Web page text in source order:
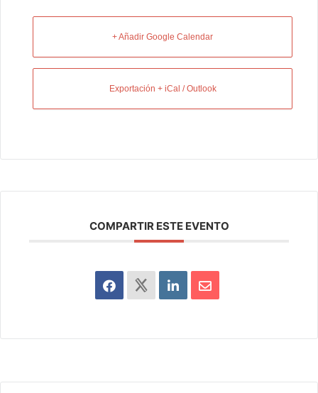
+ Añadir Google Calendar
Exportación + iCal / Outlook
COMPARTIR ESTE EVENTO